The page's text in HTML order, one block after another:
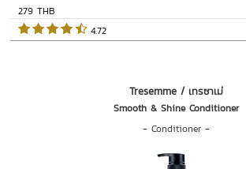
279 THB
4.72
Tresemme / เทรซาเม่
Smooth & Shine Conditioner
-Conditioner -